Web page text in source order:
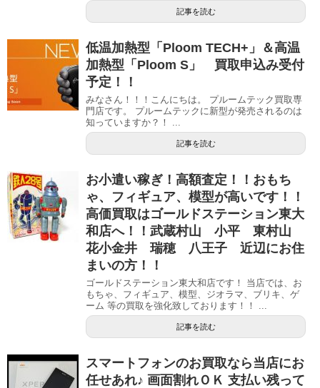
記事を読む
低温加熱型「Ploom TECH+」＆高温
加熱型「Ploom S」 買取申込み受付
予定！！
みなさん！！！こんにちは。 プルームテック買取専
門店です。 プルームテックに新型が発売されるのは
知っていますか？！ ...
記事を読む
お小遣い稼ぎ！高額査定！！おもち
ゃ、フィギュア、模型が高いです！！
高価買取はゴールドステーション東大
和店へ！！武蔵村山 小平 東村山
花小金井 瑞穂 八王子 近辺にお住
まいの方！！
ゴールドステーション東大和店です！ 当店では、お
もちゃ、フィギュア、模型、ジオラマ、ブリキ、ゲ
ーム 等の買取を強化致しております！！ ...
記事を読む
スマートフォンのお買取なら当店にお
任せあれ♪ 画面割れＯＫ 支払い残って